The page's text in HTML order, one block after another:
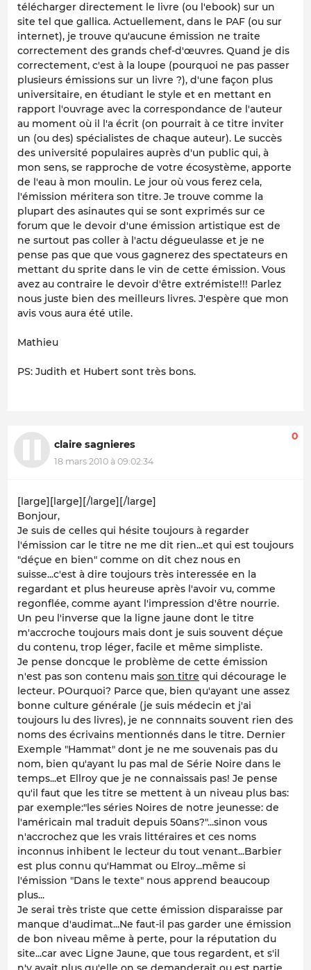
télécharger directement le livre (ou l'ebook) sur un
site tel que gallica. Actuellement, dans le PAF (ou sur
internet), je trouve qu'aucune émission ne traite
correctement des grands chef-d'œuvres. Quand je dis
correctement, c'est à la loupe (pourquoi ne pas passer
plusieurs émissions sur un livre ?), d'une façon plus
universitaire, en étudiant le style et en mettant en
rapport l'ouvrage avec la correspondance de l'auteur
au moment où il l'a écrit (on pourrait à ce titre inviter
un (ou des) spécialistes de chaque auteur). Le succès
des université populaires auprès d'un public qui, à
mon sens, se rapproche de votre écosystème, apporte
de l'eau à mon moulin. Le jour où vous ferez cela,
l'émission méritera son titre. Je trouve comme la
plupart des asinautes qui se sont exprimés sur ce
forum que le devoir d'une émission artistique est de
ne surtout pas coller à l'actu dégueulasse et je ne
pense pas que que vous gagnerez des spectateurs en
mettant du sprite dans le vin de cette émission. Vous
avez au contraire le devoir d'être extrémiste!!! Parlez
nous juste bien des meilleurs livres. J'espère que mon
avis vous aura été utile.
Mathieu
PS: Judith et Hubert sont très bons.
claire sagnieres
18 mars 2010 à 09:02:34
0
[large][large][/large][/large]
Bonjour,
Je suis de celles qui hésite toujours à regarder
l'émission car le titre ne me dit rien...et qui est toujours
"déçue en bien" comme on dit chez nous en
suisse...c'est à dire toujours très interessée en la
regardant et plus heureuse après l'avoir vu, comme
regonflée, comme ayant l'impression d'être nourrie.
Un peu l'inverse que la ligne jaune dont le titre
m'accroche toujours mais dont je suis souvent déçue
du contenu, trop léger, facile et même simpliste.
Je pense doncque le problème de cette émission
n'est pas son contenu mais son titre qui décourage le
lecteur. POurquoi? Parce que, bien qu'ayant une assez
bonne culture générale (je suis médecin et j'ai
toujours lu des livres), je ne connnaits souvent rien des
noms des écrivains mentionnés dans le titre. Dernier
Exemple "Hammat" dont je ne me souvenais pas du
nom, bien qu'ayant lu pas mal de Série Noire dans le
temps...et Ellroy que je ne connaissais pas! Je pense
qu'il faut que les titre se mettent à un niveau plus bas:
par exemple:"les séries Noires de notre jeunesse: de
l'américain mal traduit depuis 50ans?"...sinon vous
n'accrochez que les vrais littéraires et ces noms
inconnus inhibent le lecteur du tout venant...Barbier
est plus connu qu'Hammat ou Elroy...même si
l'émission "Dans le texte" nous apprend beaucoup
plus...
Je serai très triste que cette émission disparaisse par
manque d'audimat...Ne faut-il pas garder une émission
de bon niveau même à perte, pour la réputation du
site...car avec Ligne Jaune, que tous regardent, et s'il